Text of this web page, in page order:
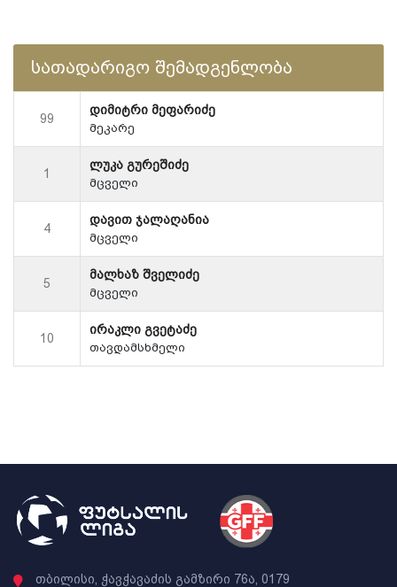
სათადარიგო შემადგენლობა
99
დიმიტრი მეფარიძე
მეკარე
1
ლუკა გურეშიძე
მცველი
4
დავით ჯალაღანია
მცველი
5
მალხაზ შველიძე
მცველი
10
ირაკლი გვეტაძე
თავდამსხმელი
თბილისი, ჭავჭავაძის გამზირი 76ა, 0179